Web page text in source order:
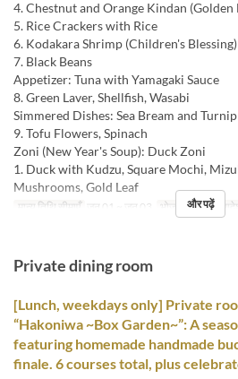
4. Chestnut and Orange Kindan
5. Rice Crackers with Rice
6. Kodakara Shrimp (Children's Blessing)
7. Black Beans
Appetizer: Tuna with Yamagaki Sauce
8. Green Laver, Shellfish, Wasabi
Simmered Dishes: Sea Bream and Turnip
9. Tofu Flowers, Spinach
Zoni (New Year's Soup): Duck Zoni
1. Duck with Kudzu, Square Mochi,
Mushrooms, Gold Leaf
मान्य तिथि सीमाएँ जन 01 ~ जन 03 भोजन नाश्ता
और पढ़ें
Private dining room
[Lunch, weekdays only] Private
“Hakoniwa ~Box Garden~”: A
featuring homemade handmade
finale. 6 courses total, plus